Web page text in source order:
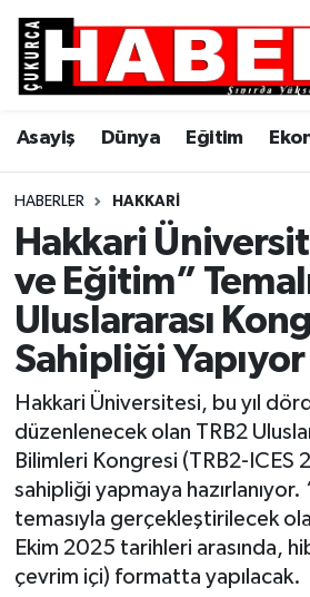
Asayiş Dünya Eğitim
HABERLER HAKKARI
Hakkari
ve Eğitim”
Uluslararası
Sahipliği Yapıyor
Hakkari Üniversitesi, bu yıl
düzenlenecek olan TRB2
Bilimleri Kongresi (TRB2-ICES
sahipliği yapmaya hazırlanıyor.
temasıyla gerçekleştirilecek
Ekim 2025 tarihleri arasında,
çevrim içi) formatta yapılacak.
Asayiş
Dünya
Eğitim
Ekonomi
Genel
Gündem
Hakkari
Siyaset
Son Dakika
Hava Durumu
Trafik Durumu
Süper Lig Puan Durumu ve
Tüm Manşetler
Son Dakika Haberleri
Haber Arşivi